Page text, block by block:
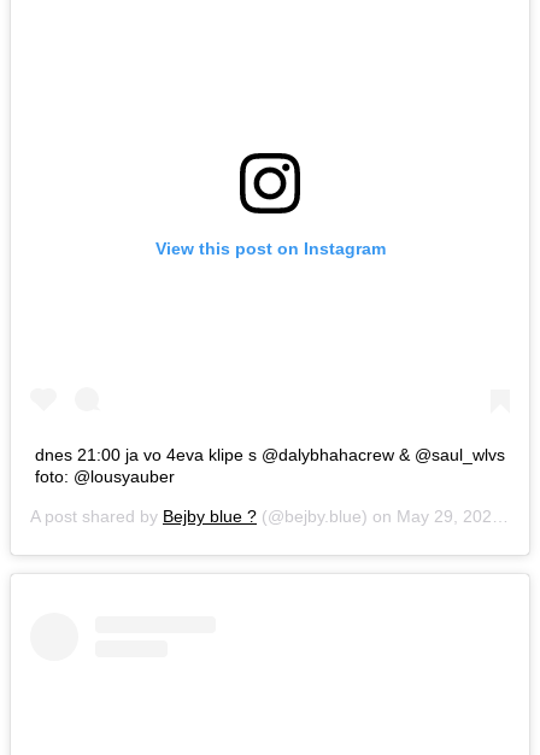
View this post on Instagram
dnes 21:00 ja vo 4eva klipe s @dalybhahacrew & @saul_wlvs
foto: @lousyauber
A post shared by Bejby blue ? (@bejby.blue) on May 29, 2020 at 9:37am PDT